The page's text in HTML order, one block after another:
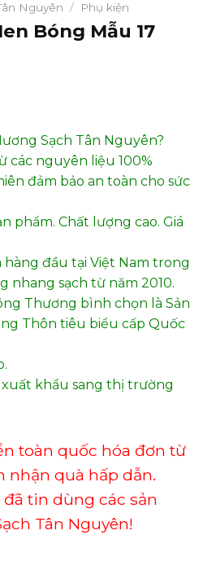
Nguyên / Phụ kiện
Bóng Mẫu 17
Sạch Tân Nguyên?
các nguyên liệu 100%
đảm bảo an toàn cho sức
phẩm. Chất lượng cao. Giá
hàng đầu tại Việt Nam trong
nhang sạch từ năm 2010.
Thương bình chọn là Sản
Thôn tiêu biểu cấp Quốc
khẩu sang thị trường
toàn quốc hóa đơn từ
nhận quà hấp dẫn.
tin dùng các sản
Tân Nguyên!